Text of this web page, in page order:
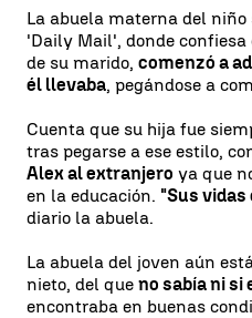
La abuela materna del niño
'Daily Mail', donde
de su marido, comenzó a
él llevaba, pegándose a
Cuenta que su hija fue
tras pegarse a ese estilo,
Alex al extranjero ya que
en la educación. "Sus
diario la abuela.
La abuela del joven aún
nieto, del que no sabía ni si
encontraba en buenas